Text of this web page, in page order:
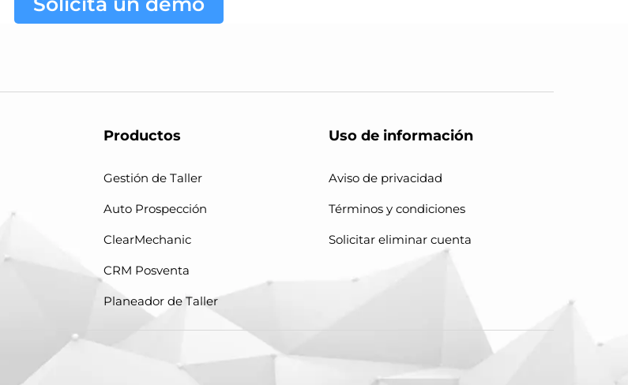
Productos
Gestión de Taller
Auto Prospección
ClearMechanic
CRM Posventa
Planeador de Taller
Uso de información
Aviso de privacidad
Términos y condiciones
Solicitar eliminar cuenta